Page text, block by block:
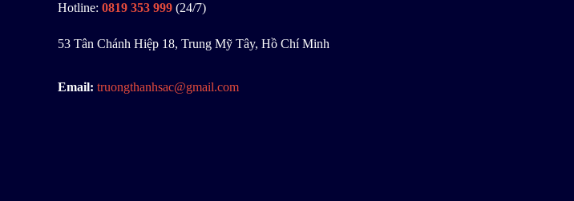
Hotline: 0819 353 999 (24/7)
53 Tân Chánh Hiệp 18, Trung Mỹ Tây, Hồ Chí Minh
Email: truongthanhsac@gmail.com